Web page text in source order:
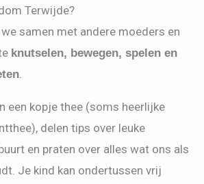
Terwijde?
samen met andere moeders en
knutselen, bewegen, spelen en
.
een kopje thee (soms heerlijke
delen tips over leuke
en praten over alles wat ons als
Je kind kan ondertussen vrij